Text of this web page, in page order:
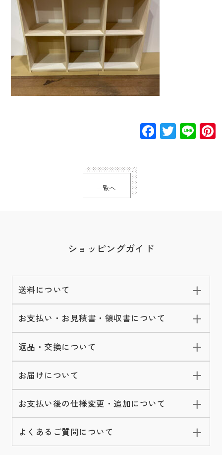
Facebook
一覧へ
ショッピングガイド
送料について
お支払い・お見積書・領収書について
返品・交換について
お届けについて
お支払い後の仕様変更・追加について
よくあるご質問について